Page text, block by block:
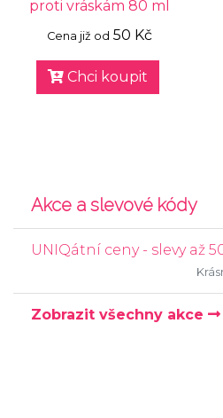
proti vráskám 80 ml
Cena již od 50 Kč
Chci koupit
Akce a slevové kódy
UNIQátní ceny - slevy až
Zobrazit všechny akce